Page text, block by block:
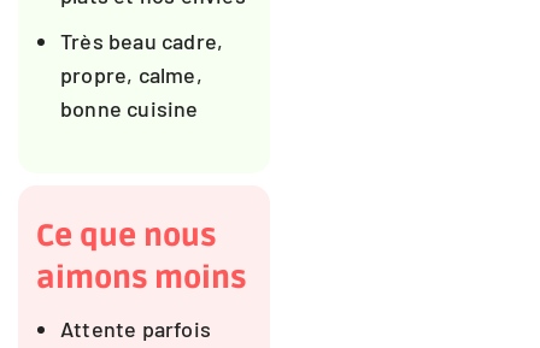
Très beau cadre,
propre, calme,
bonne cuisine
Ce que nous
aimons moins
Attente parfois